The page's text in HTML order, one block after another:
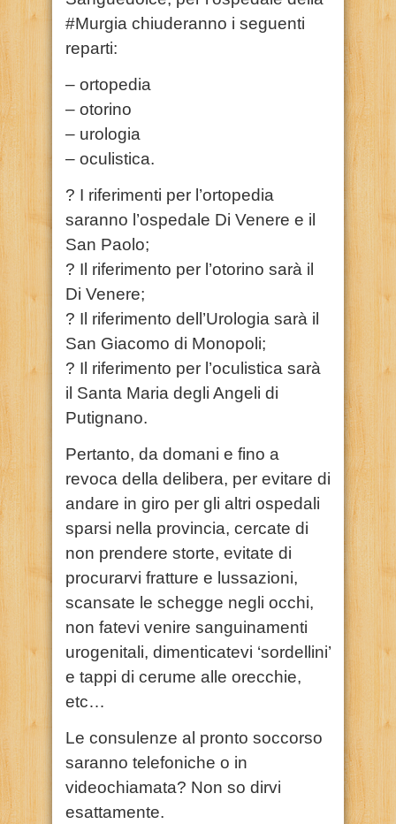
#Murgia chiuderanno i seguenti
reparti:
– ortopedia
– otorino
– urologia
– oculistica.
? I riferimenti per l’ortopedia
saranno l’ospedale Di Venere e il
San Paolo;
? Il riferimento per l’otorino sarà il
Di Venere;
? Il riferimento dell’Urologia sarà il
San Giacomo di Monopoli;
? Il riferimento per l’oculistica sarà
il Santa Maria degli Angeli di
Putignano.
Pertanto, da domani e fino a
revoca della delibera, per evitare di
andare in giro per gli altri ospedali
sparsi nella provincia, cercate di
non prendere storte, evitate di
procurarvi fratture e lussazioni,
scansate le schegge negli occhi,
non fatevi venire sanguinamenti
urogenitali, dimenticatevi ‘sordellini’
e tappi di cerume alle orecchie,
etc…
Le consulenze al pronto soccorso
saranno telefoniche o in
videochiamata? Non so dirvi
esattamente.